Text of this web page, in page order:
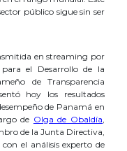
público sigue sin ser
en streaming por
el Desarrollo de la
de Transparencia
hoy los resultados
de Panamá en
de Olga de Obaldía,
de la Junta Directiva,
el análisis experto de